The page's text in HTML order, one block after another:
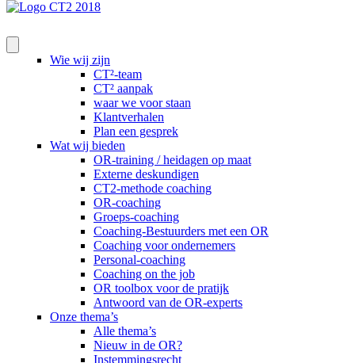
Wie wij zijn
CT²-team
CT² aanpak
waar we voor staan
Klantverhalen
Plan een gesprek
Wat wij bieden
OR-training / heidagen op maat
Externe deskundigen
CT2-methode coaching
OR-coaching
Groeps-coaching
Coaching-Bestuurders met een OR
Coaching voor ondernemers
Personal-coaching
Coaching on the job
OR toolbox voor de pratijk
Antwoord van de OR-experts
Onze thema’s
Alle thema’s
Nieuw in de OR?
Instemmingsrecht